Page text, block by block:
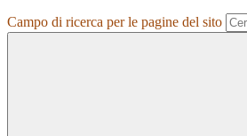
Campo di ricerca per le pagine del sito